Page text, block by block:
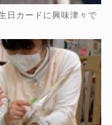
日カードに興味津々で